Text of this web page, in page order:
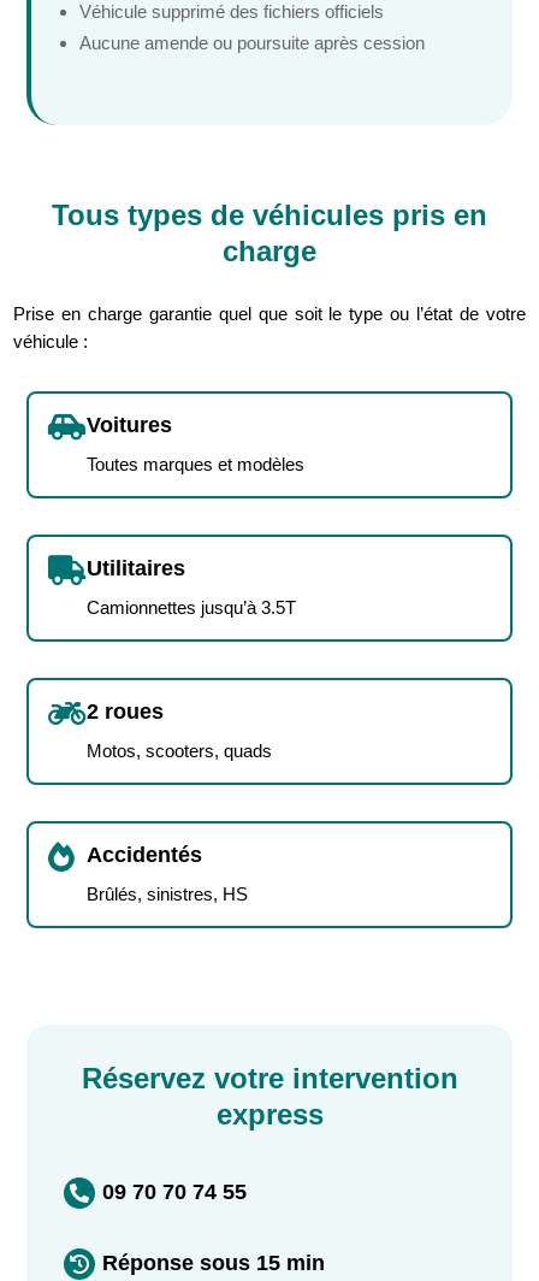
Véhicule supprimé des fichiers officiels
Aucune amende ou poursuite après cession
Tous types de véhicules pris en
charge
Prise en charge garantie quel que soit le type ou l’état de votre
véhicule :
Voitures
Toutes marques et modèles
Utilitaires
Camionnettes jusqu’à 3.5T
2 roues
Motos, scooters, quads
 Accidentés
Brûlés, sinistres, HS
Réservez votre intervention
express
 09 70 70 74 55
 Réponse sous 15 min